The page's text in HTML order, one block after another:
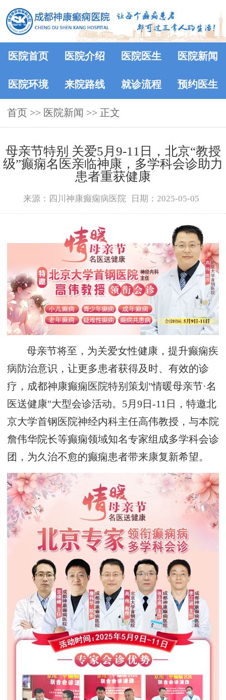
医院首页 医院介绍 医院医生 医院新闻
医院环境 来院路线 就诊流程 预约医生
首页 >> 医院新闻 >> 正文
母亲节特别 关爱5月9-11日，北京“教授
级”癫痫名医亲临神康，多学科会诊助力
患者重获健康
来源：四川神康癫痫病医院 日期：2025-05-05
母亲节将至，为关爱女性健康，提升癫痫疾
病防治意识，让更多患者获得及时、有效的诊
疗，成都神康癫痫医院特别策划"情暖母亲节·名
医送健康"大型会诊活动。5月9日-11日，特邀北
京大学首钢医院神经内科主任高伟教授，与本院
詹伟华院长等癫痫领域知名专家组成多学科会诊
团，为久治不愈的癫痫患者带来康复新希望。